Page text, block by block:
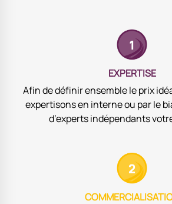
EXPERTISE
Afin de définir ensemble le prix
expertisons en interne ou par le
d’experts indépendants